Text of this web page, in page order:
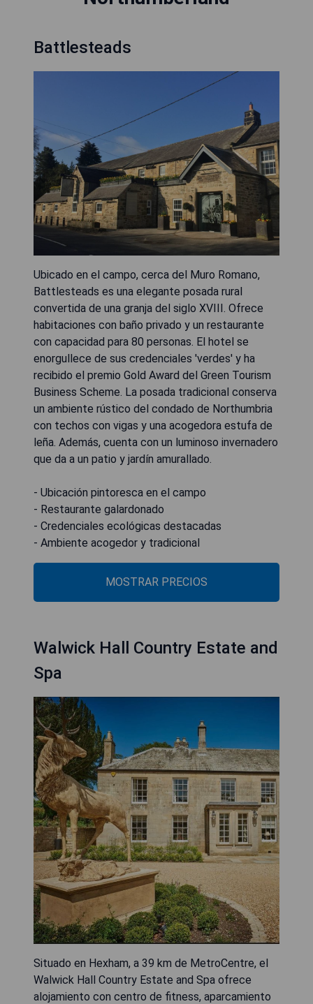
Battlesteads
Ubicado en el campo, cerca del Muro Romano,
Battlesteads es una elegante posada rural
convertida de una granja del siglo XVIII. Ofrece
habitaciones con baño privado y un restaurante
con capacidad para 80 personas. El hotel se
enorgullece de sus credenciales 'verdes' y ha
recibido el premio Gold Award del Green Tourism
Business Scheme. La posada tradicional conserva
un ambiente rústico del condado de Northumbria
con techos con vigas y una acogedora estufa de
leña. Además, cuenta con un luminoso invernadero
que da a un patio y jardín amurallado.
- Ubicación pintoresca en el campo
- Restaurante galardonado
- Credenciales ecológicas destacadas
- Ambiente acogedor y tradicional
MOSTRAR PRECIOS
Walwick Hall Country Estate and
Spa
Situado en Hexham, a 39 km de MetroCentre, el
Walwick Hall Country Estate and Spa ofrece
alojamiento con centro de fitness, aparcamiento